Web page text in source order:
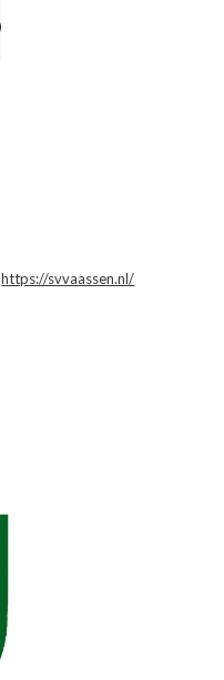
https://svvaassen.nl/